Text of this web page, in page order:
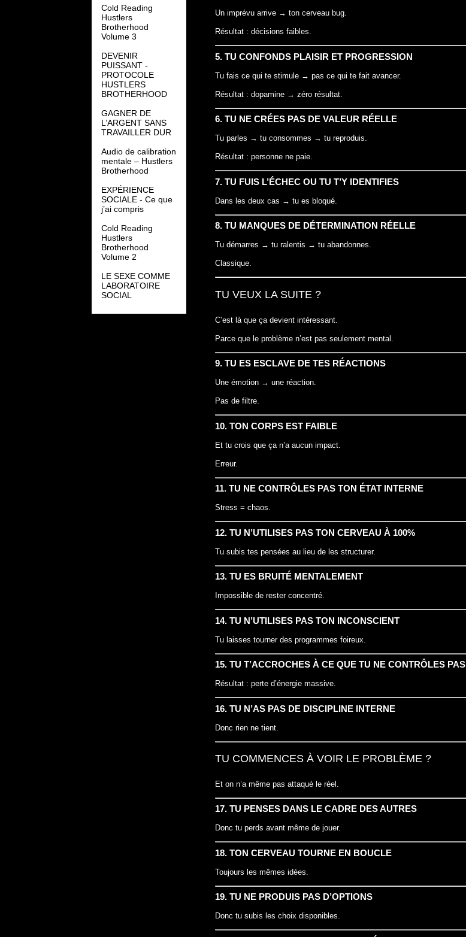
Un imprévu arrive → ton cerveau bug.
Résultat : décisions faibles.
5. TU CONFONDS PLAISIR ET PROGRESSION
Tu fais ce qui te stimule → pas ce qui te fait avancer.
Résultat : dopamine → zéro résultat.
6. TU NE CRÉES PAS DE VALEUR RÉELLE
Tu parles → tu consommes → tu reproduis.
Résultat : personne ne paie.
7. TU FUIS L’ÉCHEC OU TU T’Y IDENTIFIES
Dans les deux cas → tu es bloqué.
8. TU MANQUES DE DÉTERMINATION RÉELLE
Tu démarres → tu ralentis → tu abandonnes.
Classique.
TU VEUX LA SUITE ?
C’est là que ça devient intéressant.
Parce que le problème n’est pas seulement mental.
9. TU ES ESCLAVE DE TES RÉACTIONS
Une émotion → une réaction.
Pas de filtre.
10. TON CORPS EST FAIBLE
Et tu crois que ça n’a aucun impact.
Erreur.
11. TU NE CONTRÔLES PAS TON ÉTAT INTERNE
Stress = chaos.
12. TU N’UTILISES PAS TON CERVEAU À 100%
Tu subis tes pensées au lieu de les structurer.
13. TU ES BRUITÉ MENTALEMENT
Impossible de rester concentré.
14. TU N’UTILISES PAS TON INCONSCIENT
Tu laisses tourner des programmes foireux.
15. TU T’ACCROCHES À CE QUE TU NE CONTRÔLES PAS
Résultat : perte d’énergie massive.
16. TU N’AS PAS DE DISCIPLINE INTERNE
Donc rien ne tient.
TU COMMENCES À VOIR LE PROBLÈME ?
Et on n’a même pas attaqué le réel.
17. TU PENSES DANS LE CADRE DES AUTRES
Donc tu perds avant même de jouer.
18. TON CERVEAU TOURNE EN BOUCLE
Toujours les mêmes idées.
19. TU NE PRODUIS PAS D’OPTIONS
Donc tu subis les choix disponibles.
Cold Reading
Hustlers
Brotherhood
Volume 3
DEVENIR
PUISSANT -
PROTOCOLE
HUSTLERS
BROTHERHOOD
GAGNER DE
L’ARGENT SANS
TRAVAILLER DUR
Audio de calibration
mentale – Hustlers
Brotherhood
EXPÉRIENCE
SOCIALE - Ce que
j’ai compris
Cold Reading
Hustlers
Brotherhood
Volume 2
LE SEXE COMME
LABORATOIRE
SOCIAL